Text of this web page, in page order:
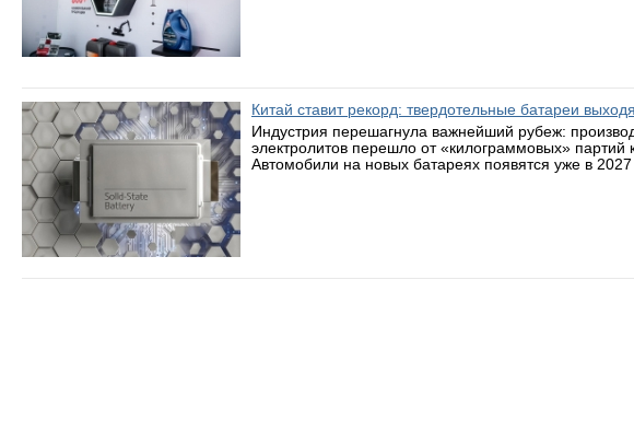
Китай ставит рекорд: твердотельные батареи
Индустрия перешагнула важнейший рубеж:
электролитов перешло от «килограммовых» партий
Автомобили на новых батареях появятся уже в 2027